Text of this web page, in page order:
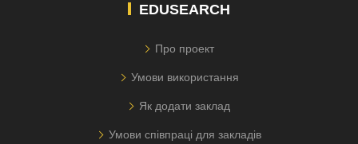
EDUSEARCH
Про проект
Умови використання
Як додати заклад
Умови співпраці для закладів